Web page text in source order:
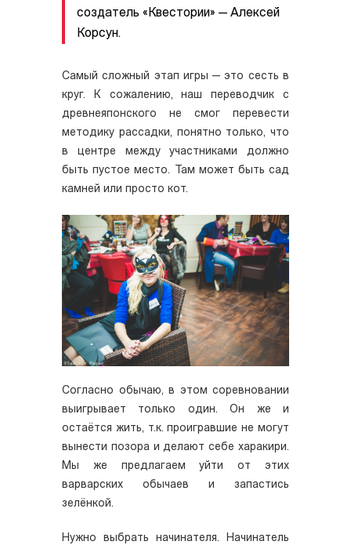
создатель «Квестории» — Алексей
Корсун.
Самый сложный этап игры — это сесть в
круг. К сожалению, наш переводчик с
древнеяпонского не смог перевести
методику рассадки, понятно только, что
в центре между участниками должно
быть пустое место. Там может быть сад
камней или просто кот.
Согласно обычаю, в этом соревновании
выигрывает только один. Он же и
остаётся жить, т.к. проигравшие не могут
вынести позора и делают себе харакири.
Мы же предлагаем уйти от этих
варварских обычаев и запастись
зелёнкой.
Нужно выбрать начинателя. Начинатель